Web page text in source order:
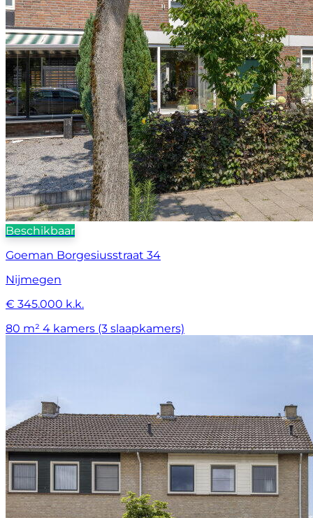
Beschikbaar
Goeman Borgesiusstraat 34
Nijmegen
€ 345.000 k.k.
80 m² 4 kamers (3 slaapkamers)